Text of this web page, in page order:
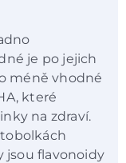
je po jejich
méně vhodné
které
na zdraví.
jsou flavonoidy